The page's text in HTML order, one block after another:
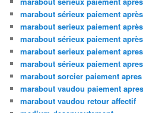
marabout sérieux paiement
marabout serieux paiement
marabout sérieux paiement
marabout serieux paiement
marabout sérieux paiement
marabout sorcier paiement
marabout vaudou paiement
marabout vaudou retour affectif